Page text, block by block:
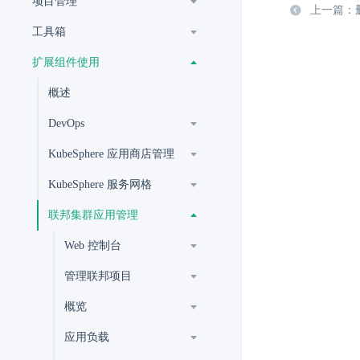
工具箱
扩展组件使用
概述
DevOps
KubeSphere 应用商店管理
KubeSphere 服务网格
联邦集群应用管理
Web 控制台
管理联邦项目
概览
应用负载
上一篇：